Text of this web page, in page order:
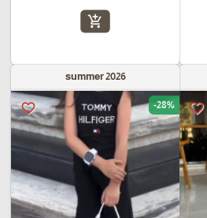
add_shopping_cart
favorite_border
summer 2026
favorite_border -28%